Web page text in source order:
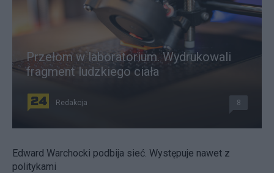
Przełom w laboratorium. Wydrukowali
fragment ludzkiego ciała
Redakcja 8
Edward Warchocki podbija sieć. Występuje nawet z
politykami